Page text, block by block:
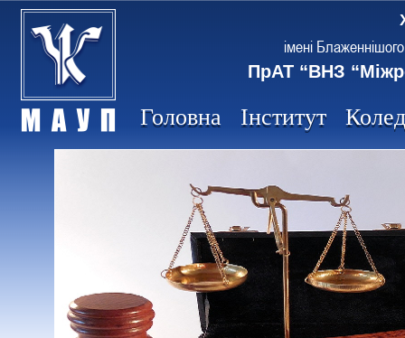
імені
ПрАТ “ВНЗ
Головна Інститут